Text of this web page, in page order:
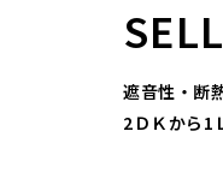
遮音性・断
2ＤＫから1